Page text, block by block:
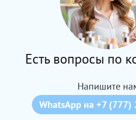
Есть вопросы по
Напишите
WhatsApp на +7 (777)